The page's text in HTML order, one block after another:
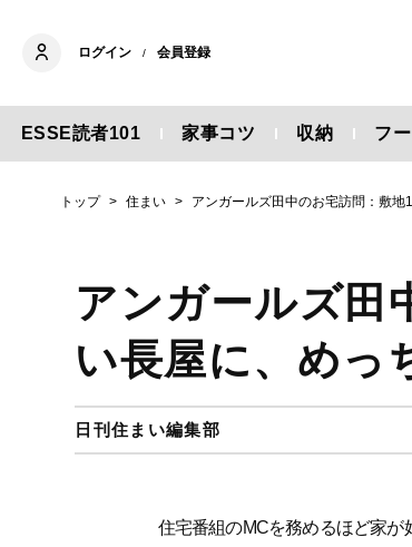
ログイン / 会員登録
ESSE読者101 家事コツ 収納 フ
トップ 住まい アンガールズ田中のお宅訪問：敷
アンガールズ田
い長屋に、めっ
日刊住まい編集部
住宅番組のMCを務めるほど家